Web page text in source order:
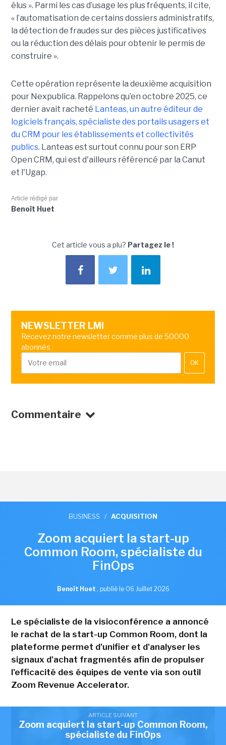
élus ». Parmi les cas d’usage les plus fréquents, il cite,
« l’automatisation de certains dossiers administratifs,
la détection de fraudes sur des pièces justificatives
ou la réduction des délais pour obtenir le permis de
construire ».
Cette opération représente la deuxième acquisition
pour Nexpublica. Rappelons qu’en octobre 2025, ce
dernier avait racheté Lanteas, un autre éditeur de
logiciels français, spécialiste des portails usagers et
du CRM pour les établissements et collectivités
publics. Lanteas est surtout connu pour son ERP
Open CRM, qui est d'ailleurs référencé par la Canut
et l'Ugap.
Article rédigé par
Benoît Huet
Cet article vous a plu? Partagez le !
NEWSLETTER LMI
Recevez notre newsletter comme plus de 50000
abonnés
OK
Commentaire
ARTICLE SUIVANT
Zoom acquiert la start-up Common Room,
spécialiste du FinOps
BUSINESS / ACQUISITION
Zoom acquiert la start-up
Common Room, spécialiste du
FinOps
Benoît Huet , publié le 06 Juillet 2026
Le spécialiste de la visioconférence a annoncé
le rachat de la start-up Common Room, dont la
plateforme permet d'unifier et d'analyser les
signaux d'achat fragmentés afin de propulser
l'efficacité des équipes de vente via son outil
Zoom Revenue Accelerator.